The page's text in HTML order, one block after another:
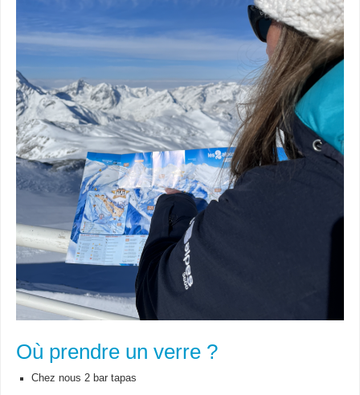
Où prendre un verre ?
Chez nous 2 bar tapas